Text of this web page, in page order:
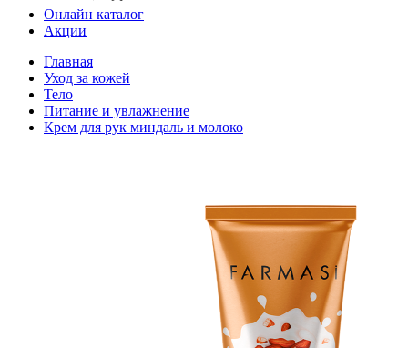
Онлайн каталог
Акции
Главная
Уход за кожей
Тело
Питание и увлажнение
Крем для рук миндаль и молоко